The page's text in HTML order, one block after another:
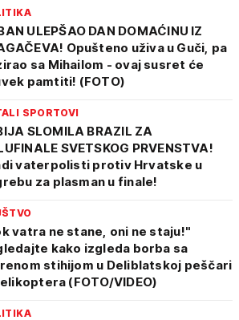
ULEPŠAO DAN DOMAĆINU IZ
Opušteno uživa u Guči, pa
sa Mihailom - ovaj susret će
pamtiti! (FOTO)
SPORTOVI
SLOMILA BRAZIL ZA
SVETSKOG PRVENSTVA!
vaterpolisti protiv Hrvatske u
za plasman u finale!
vatra ne stane, oni ne staju!"
kako izgleda borba sa
stihijom u Deliblatskoj peščari
(FOTO/VIDEO)